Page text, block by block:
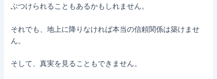
ぶつけられることもあるかもしれません。
それでも、地上に降りなければ本当の信頼関係は築けませ
ん。
そして、真実を見ることもできません。